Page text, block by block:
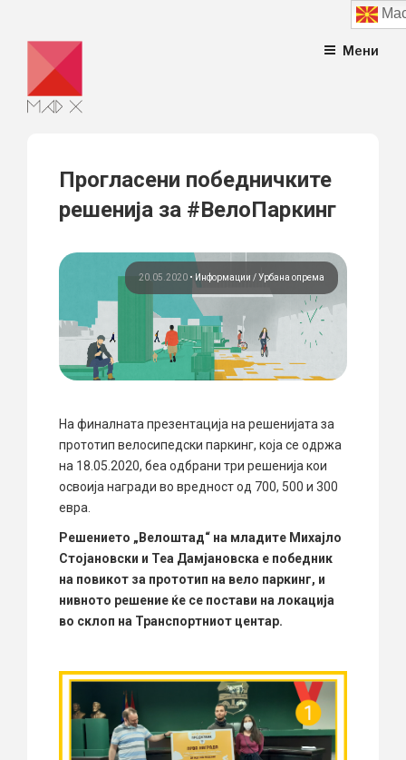
content
Мени
Прогласени победничките
решенија за #ВелоПаркинг
20.05.2020 • Информации Урбана опрема
На финалната презентација на решенијата за
прототип велосипедски паркинг, која се одржа
на 18.05.2020, беа одбрани три решенија кои
освоија награди во вредност од 700, 500 и 300
евра.
Решението „Велоштад“ на младите Михајло
Стојановски и Теа Дамјановска е победник
на повикот за прототип на вело паркинг, и
нивното решение ќе се постави на локација
во склоп на Транспортниот центар.